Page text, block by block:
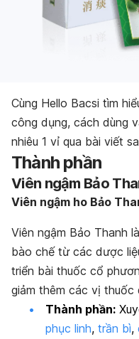
Cùng Hello Bacsi tìm
công dụng, cách dùng
nhiêu 1 vỉ qua bài viết
Thành phần
Viên ngậm Bảo
Viên ngậm ho Bảo
Viên ngậm Bảo Thanh
bào chế từ các dược
triển bài thuốc cổ
giảm thêm các vị thuốc
Thành phần:
phục linh, trần bì,